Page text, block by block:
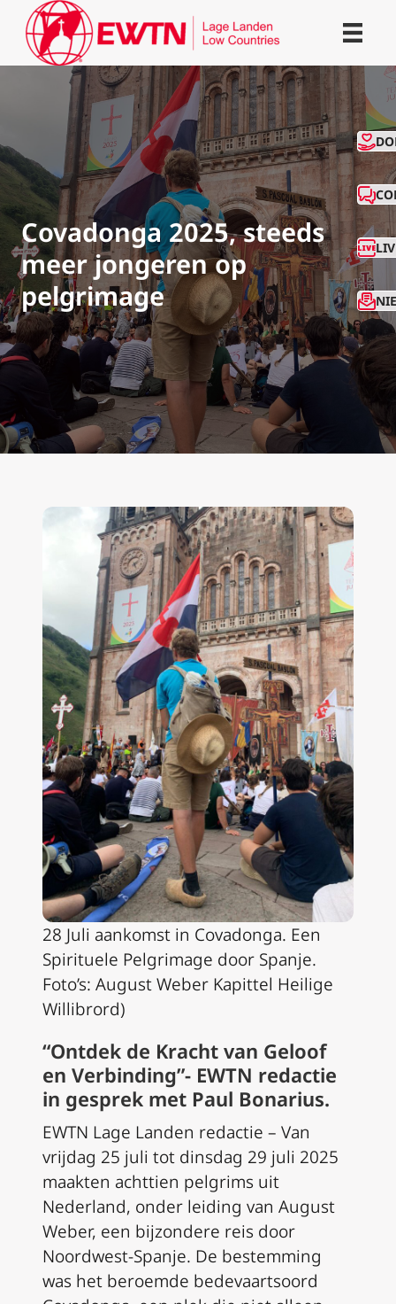
Covadonga 2025, steeds
meer jongeren op
pelgrimage
28 Juli aankomst in Covadonga. Een
Spirituele Pelgrimage door Spanje.
Foto’s: August Weber Kapittel Heilige
Willibrord)
“Ontdek de Kracht van Geloof
en Verbinding”- EWTN redactie
in gesprek met Paul Bonarius.
EWTN Lage Landen redactie – Van
vrijdag 25 juli tot dinsdag 29 juli 2025
maakten achttien pelgrims uit
Nederland, onder leiding van August
Weber, een bijzondere reis door
Noordwest-Spanje. De bestemming
was het beroemde bedevaartsoord